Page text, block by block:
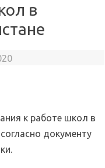
в
к работе школ в
документу